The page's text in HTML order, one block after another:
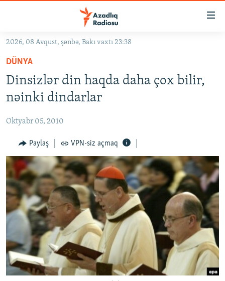
Əsas
qayıt
Əsas
naviqasiyaya
qayıt
Axtarışa
KORRUPSIOMETR
FƏRQƏ BAX
QANUNI DOĞRU
ARAŞDIRMA
MULTIMEDIA
VIDEO
FOTOQALEREYA
İNFOQRAFIKA
KARIKATURA
RADIO ARXIV
OXU ZALI
AZƏRBAYCAN ƏDƏBIYYATI KITABXANASI
İSLAM VƏ DEMOKRATIYA
İZ - MƏDƏNIYYƏT PROQRAMI
HAQQIMIZDA
MISSIYAMIZ
PEŞƏ ETIKASI VƏ JURNALISTIKA STANDARTLARIMIZ
MATERIALLARIMIZDAN ISTIFADƏ
BIZI IZLƏ
2026, 08 Avqust, şənbə, Bakı vaxtı 23:38
DÜNYA
Dinsizlər din haqda daha çox bilir,
nəinki dindarlar
Oktyabr 05, 2010
Paylaş VPN-siz açmaq